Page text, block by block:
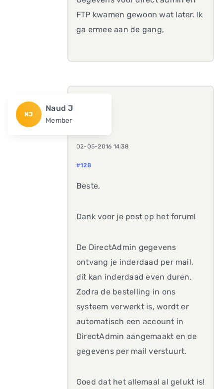
FTP kwamen gewoon wat later. Ik
ga ermee aan de gang,
NJ
Naud J
Member
02-05-2016 14:38
#128
Beste,
Dank voor je post op het forum!
De DirectAdmin gegevens
ontvang je inderdaad per mail,
dit kan inderdaad even duren.
Zodra de bestelling in ons
systeem verwerkt is, wordt er
automatisch een account in
DirectAdmin aangemaakt en de
gegevens per mail verstuurt.
Goed dat het allemaal al gelukt is!